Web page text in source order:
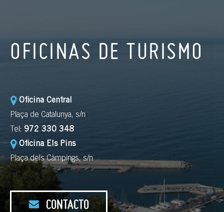
OFICINAS DE TURISMO
Oficina Central
Plaça de Catalunya, s/n
Tel: 972 330 348
Oficina Els Pins
Plaça dels Càmpings, s/n
CONTACTO